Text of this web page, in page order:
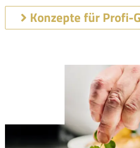
Konzepte für Profi-